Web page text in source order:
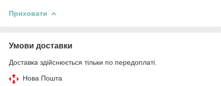
Приховати
Умови доставки
Доставка здійснюється тільки по передоплаті.
Нова Пошта